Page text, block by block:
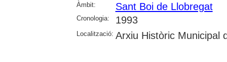
Àmbit:
Sant Boi de Llobregat
Cronologia: 1993
Localització: Arxiu Històric Municipal